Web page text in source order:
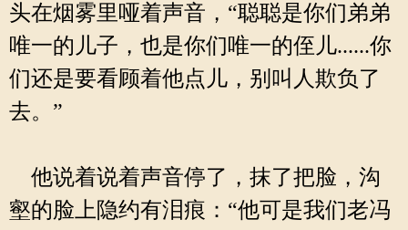
头在烟雾里哑着声音，“聪聪是你们弟弟
唯一的儿子，也是你们唯一的侄儿......你
们还是要看顾着他点儿，别叫人欺负了
去。”
他说着说着声音停了，抹了把脸，沟
壑的脸上隐约有泪痕：“他可是我们老冯